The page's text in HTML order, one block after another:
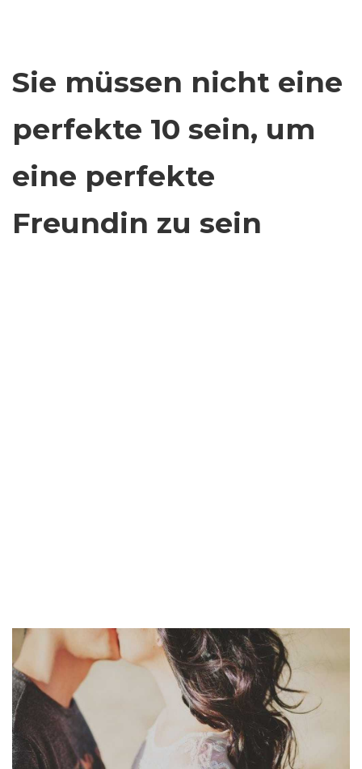
Sie müssen nicht eine
perfekte 10 sein, um
eine perfekte
Freundin zu sein